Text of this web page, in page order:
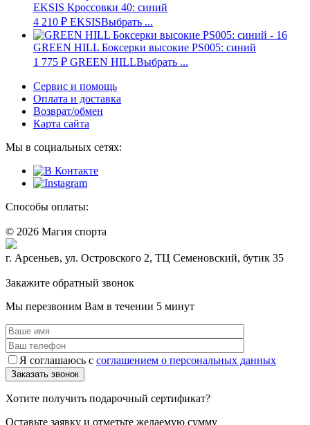
EKSIS Кроссовки 40: синий
4 210 ₽ EKSISВыбрать ...
GREEN HILL Боксерки высокие PS005: синий
1 775 ₽ GREEN HILLВыбрать ...
Сервис и помощь
Оплата и доставка
Возврат/обмен
Карта сайта
Мы в социальных сетях:
Способы оплаты:
© 2026 Магия спорта
г. Арсеньев, ул. Островского 2, ТЦ Семеновский, бутик 35
Закажите обратный звонок
Мы перезвоним Вам в течении 5 минут
Я соглашаюсь с соглашением о персональных данных
Хотите получить подарочный сертификат?
Оставьте заявку и отметьте желаемую сумму